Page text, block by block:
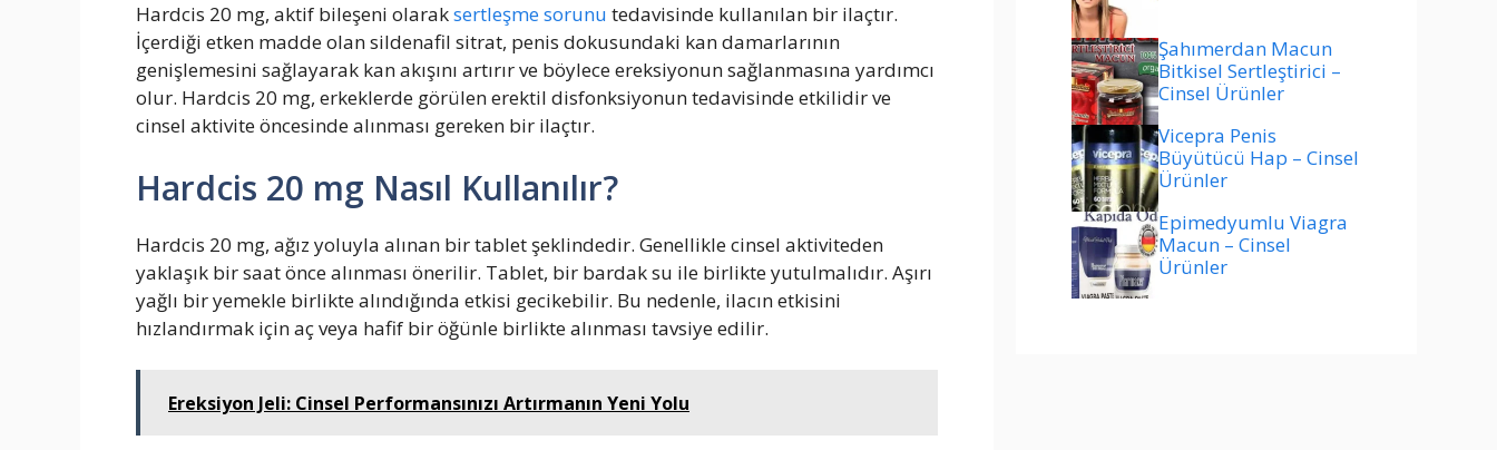
Hardcis 20 mg, aktif bileşeni olaraksertleşme sorunu tedavisinde kullanılan bir ilaçtır.
İçerdiği etken madde olan sildenafil sitrat, penis dokusundaki kan damarlarının
genişlemesini sağlayarak kan akışını artırır ve böylece ereksiyonun sağlanmasına yardımcı
olur. Hardcis 20 mg, erkeklerde görülen erektil disfonksiyonun tedavisinde etkilidir ve
cinsel aktivite öncesinde alınması gereken bir ilaçtır.
Hardcis 20 mg Nasıl Kullanılır?
Hardcis 20 mg, ağız yoluyla alınan bir tablet şeklindedir. Genellikle cinsel aktiviteden
yaklaşık bir saat önce alınması önerilir. Tablet, bir bardak su ile birlikte yutulmalıdır. Aşırı
yağlı bir yemekle birlikte alındığında etkisi gecikebilir. Bu nedenle, ilacın etkisini
hızlandırmak için aç veya hafif bir öğünle birlikte alınması tavsiye edilir.
Ereksiyon Jeli: Cinsel Performansınızı Artırmanın Yeni Yolu
Şahımerdan Macun
Bitkisel Sertleştirici –
Cinsel Ürünler
Vicepra Penis
Büyütücü Hap – Cinsel
Ürünler
Epimedyumlu Viagra
Macun – Cinsel
Ürünler